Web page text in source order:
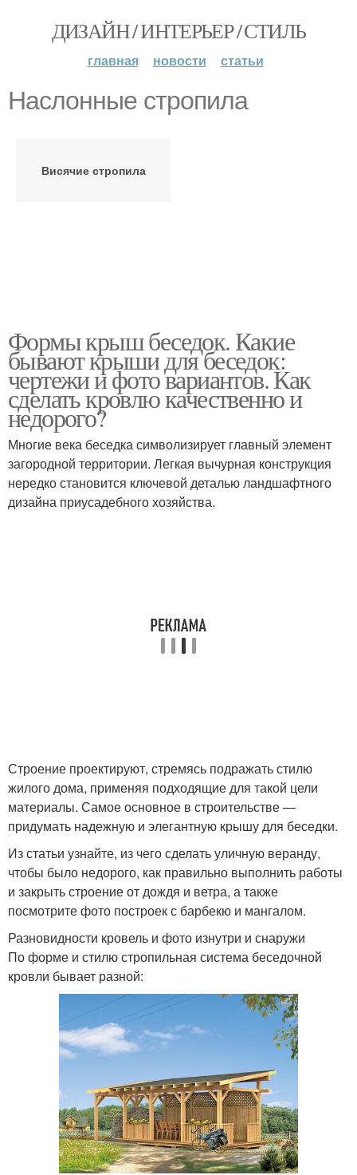
ДИЗАЙН / ИНТЕРЬЕР / СТИЛЬ
главная новости статьи
Наслонные стропила
Висячие стропила
Формы крыш беседок. Какие
бывают крыши для беседок:
чертежи и фото вариантов. Как
сделать кровлю качественно и
недорого?
Многие века беседка символизирует главный элемент
загородной территории. Легкая вычурная конструкция
нередко становится ключевой деталью ландшафтного
дизайна приусадебного хозяйства.
Строение проектируют, стремясь подражать стилю
жилого дома, применяя подходящие для такой цели
материалы. Самое основное в строительстве —
придумать надежную и элегантную крышу для беседки.
Из статьи узнайте, из чего сделать уличную веранду,
чтобы было недорого, как правильно выполнить работы
и закрыть строение от дождя и ветра, а также
посмотрите фото построек с барбекю и мангалом.
Разновидности кровель и фото изнутри и снаружи
По форме и стилю стропильная система беседочной
кровли бывает разной: